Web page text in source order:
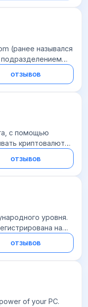
(ранее назывался
биржи
весной 2017 года,
отзывов
с помощью
криптовалюту
расходов на его
отзывов
уровня.
на
активов
индексы и
отзывов
of your PC.